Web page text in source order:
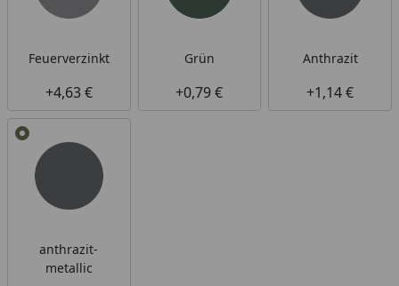
Feuerverzinkt
+4,63 €
Grün
+0,79 €
Anthrazit
+1,14 €
anthrazit-
metallic